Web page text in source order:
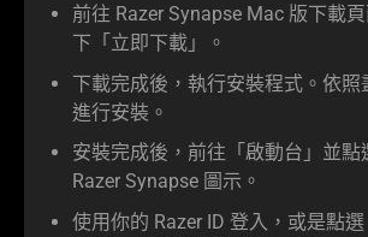
前往 Razer Synapse Mac 版下載
下「立即下載 」。
下載完成後，執行安裝程式。依照
進行安裝 。
安裝完成後，前往「啟動台」並點
Razer Synapse 圖示 。
使用你的 Razer ID 登入，或是點